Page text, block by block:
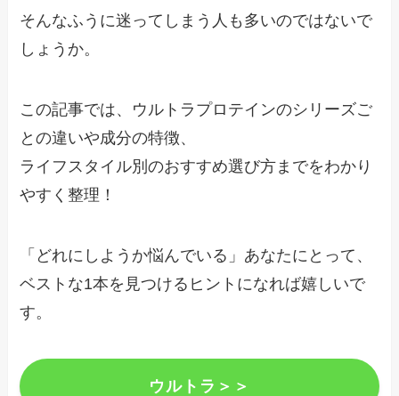
そんなふうに迷ってしまう人も多いのではないで
しょうか。
この記事では、ウルトラプロテインのシリーズご
との違いや成分の特徴、
ライフスタイル別のおすすめ選び方までをわかり
やすく整理！
「どれにしようか悩んでいる」あなたにとって、
ベストな1本を見つけるヒントになれば嬉しいで
す。
ウルトラ＞＞